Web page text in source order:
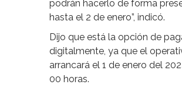
podrán hacerlo de forma
hasta el 2 de enero”, indicó.
Dijo que está la opción de
digitalmente, ya que el
arrancará el 1 de enero del
00 horas.